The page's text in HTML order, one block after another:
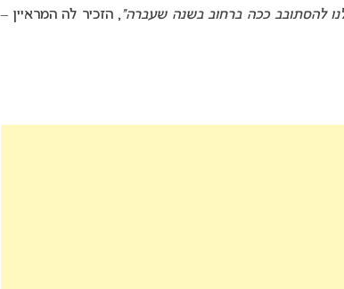
להסתובב ככה ברחוב בשנה שעברה”, הזכיר לה המראיין –